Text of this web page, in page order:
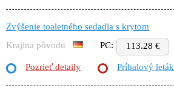
Zvýšenie toaletného sedadla s krytom
Krajina pôvodu
PC: 113.28 €
Pozrieť detaily Príbalový leták